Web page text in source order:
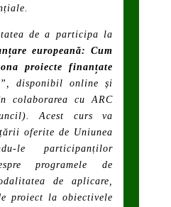
de a participa la
europeană: Cum
proiecte finanțate
”, disponibil online și
colaborarea cu ARC
Acest curs va
oferite de Uniunea
le participanților
programele de
de aplicare,
proiect la obiectivele